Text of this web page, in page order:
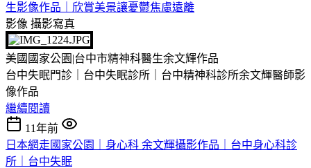
生影像作品｜欣賞美景讓憂鬱焦慮遠離
影像 攝影寫真
美國國家公園|台中市精神科醫生余文輝作品
台中失眠門診｜台中失眠診所｜台中精神科診所余文輝醫師影
像作品
繼續閱讀
11年前
日本網走國家公園｜身心科 余文輝攝影作品｜台中身心科診
所｜台中失眠